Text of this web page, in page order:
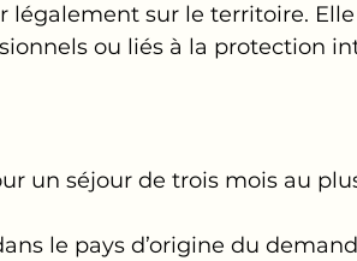
légalement sur le territoire.
ou liés à la protection
un séjour de trois mois au
le pays d’origine du